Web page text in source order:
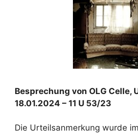
Besprechung von OLG Celle,
18.01.2024 – 11 U 53/23
Die Urteilsanmerkung wurde